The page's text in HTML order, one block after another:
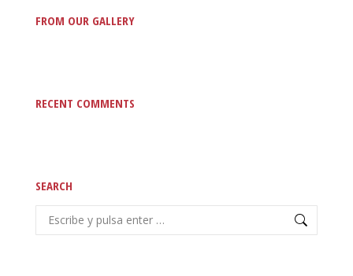
FROM OUR GALLERY
RECENT COMMENTS
SEARCH